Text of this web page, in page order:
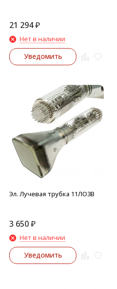
21 294₽
Нет в наличии
Уведомить
Эл. Лучевая трубка 11ЛО3В
3 650₽
Нет в наличии
Уведомить